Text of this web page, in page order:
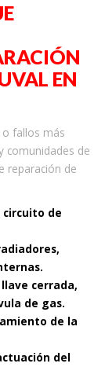
EN
fallos más
comunidades de
reparación de
circuito de
cerrada,
de gas.
de la
del